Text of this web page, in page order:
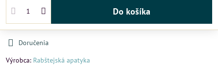
Do košíka
Doručenia
Výrobca: Rabštejská apatyka